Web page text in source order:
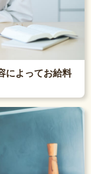
によってお給料